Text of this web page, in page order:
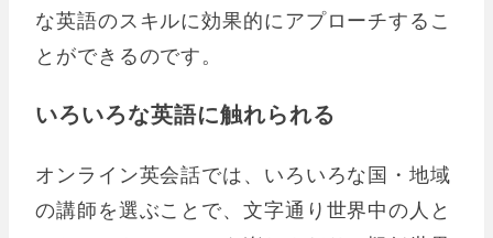
な英語のスキルに効果的にアプローチするこ
とができるのです。
いろいろな英語に触れられる
オンライン英会話では、いろいろな国・地域
の講師を選ぶことで、文字通り世界中の人と